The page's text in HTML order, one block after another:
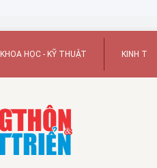
KHOA HỌC - KỸ THUẬT KINH TẾ